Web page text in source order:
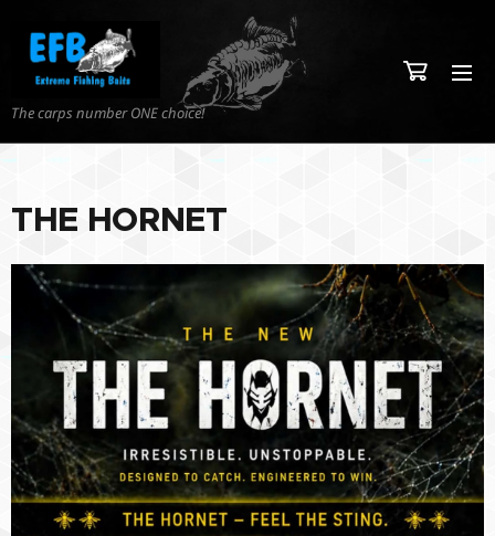
The carps number ONE choice!
THE HORNET